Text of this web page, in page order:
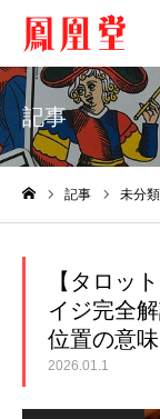
記事
記事 未分類
【タロッ
イジ完全
位置の意
2026.01.1